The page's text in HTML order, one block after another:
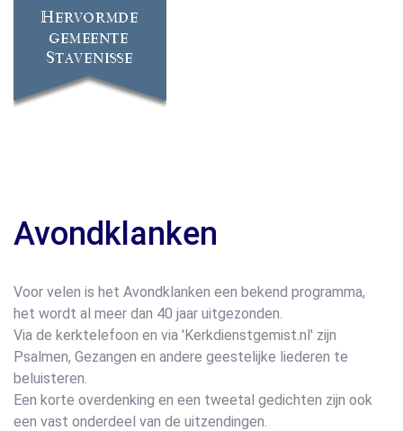
Avondklanken
Voor velen is het Avondklanken een bekend programma,
het wordt al meer dan 40 jaar uitgezonden.
Via de kerktelefoon en via 'Kerkdienstgemist.nl' zijn
Psalmen, Gezangen en andere geestelijke liederen te
beluisteren.
Een korte overdenking en een tweetal gedichten zijn ook
een vast onderdeel van de uitzendingen.